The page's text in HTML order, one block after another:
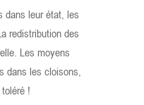
dans leur état, les
redistribution des
Les moyens
dans les cloisons,
!